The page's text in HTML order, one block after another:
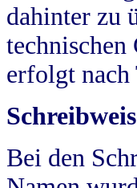
dahinter zu
erfolgt nach
Bei den